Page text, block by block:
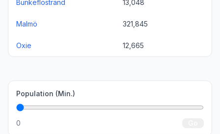
Bunkeflostrand 13,048
Malmö 321,845
Oxie 12,665
Population (Min.)
0